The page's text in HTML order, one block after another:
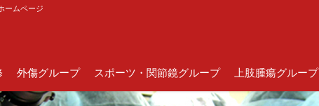
ームページ
外傷グループ スポーツ・関節鏡グループ 上肢腫瘍グループ